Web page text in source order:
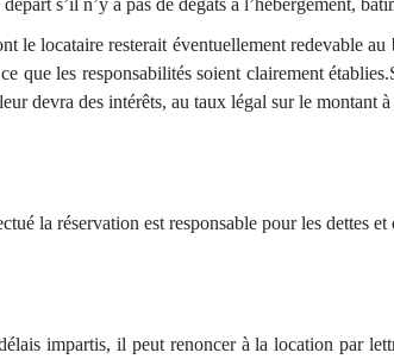
s’il n’y a pas de dégâts à l’hébergement,
le locataire resterait éventuellement redevable
que les responsabilités soient clairement
devra des intérêts, au taux légal sur le montant
la réservation est responsable pour les dettes et
impartis, il peut renoncer à la location par